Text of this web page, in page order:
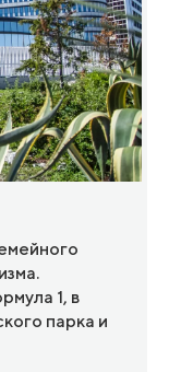
1, в
парка и